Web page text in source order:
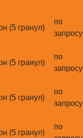
(5 гранул)
по
запросу
(5 гранул)
по
запросу
(5 гранул)
по
запросу
(5 гранул)
по